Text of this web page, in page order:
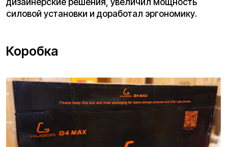
Начинаем с распаковки. Коробка достаточно
внушительная (143x33x65 см) и весит немало,
так что лучше распаковывать сразу там, где
планируете хранить. Внутри — самокат в
защитной обмотке, зарядное устройство,
инструкция и три NFС-метки.